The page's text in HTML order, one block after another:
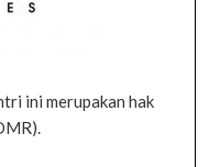
ini merupakan hak